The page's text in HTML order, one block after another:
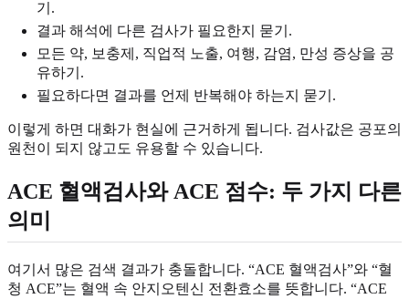
기.
결과 해석에 다른 검사가 필요한지 묻기.
모든 약, 보충제, 직업적 노출, 여행, 감염, 만성 증상을 공
유하기.
필요하다면 결과를 언제 반복해야 하는지 묻기.
이렇게 하면 대화가 현실에 근거하게 됩니다. 검사값은 공포의
원천이 되지 않고도 유용할 수 있습니다.
ACE 혈액검사와 ACE 점수: 두 가지 다른
의미
여기서 많은 검색 결과가 충돌합니다. “ACE 혈액검사”와 “혈
청 ACE”는 혈액 속 안지오텐신 전환효소를 뜻합니다. “ACE